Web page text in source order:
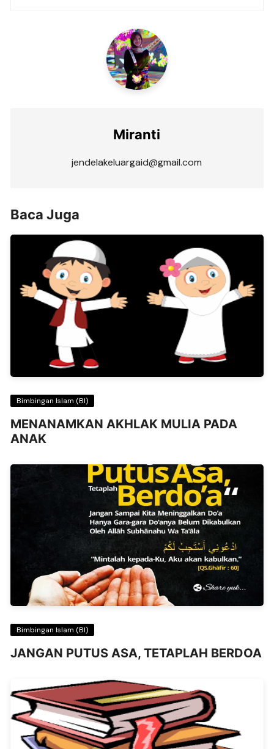
Miranti
jendelakeluargaid@gmail.com
Baca Juga
Bimbingan Islam (BI)
MENANAMKAN AKHLAK MULIA PADA
ANAK
Bimbingan Islam (BI)
JANGAN PUTUS ASA, TETAPLAH BERDOA